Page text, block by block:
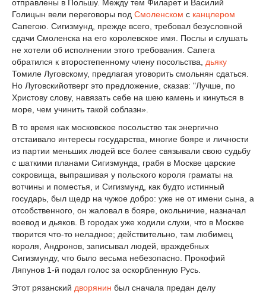
отправлены в Польшу. Между тем Филарет и Василий
Голицын вели переговоры под Смоленском с канцлером
Сапегою. Сигизмунд, прежде всего, требовал безусловной
сдачи Смоленска на его королевское имя. Послы и слушать
не хотели об исполнении этого требования. Сапега
обратился к второстепенному члену посольства, дьяку
Томиле Луговскому, предлагая уговорить смольнян сдаться.
Но Луговскийотверг это предложение, сказав: "Лучше, по
Христову слову, навязать себе на шею камень и кинуться в
море, чем учинить такой соблазн».
В то время как московское посольство так энергично
отстаивало интересы государства, многие бояре и личности
из партии меньших людей все более связывали свою судьбу
с шаткими планами Сигизмунда, грабя в Москве царские
сокровища, выпрашивая у польского короля граматы на
вотчины и поместья, и Сигизмунд, как будто истинный
государь, был щедр на чужое добро: уже не от имени сына, а
отсобственного, он жаловал в бояре, окольничие, назначал
воевод и дьяков. В городах уже ходили слухи, что в Москве
творится что-то неладное; действительно, там любимец
короля, Андронов, записывал людей, враждебных
Сигизмунду, что было весьма небезопасно. Прокофий
Ляпунов 1-й подал голос за оскорбленную Русь.
Этот рязанский дворянин был сначала предан делу